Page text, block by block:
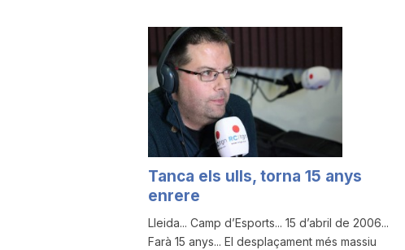
T
a
Tanca els ulls, torna 15 anys
enrere
Lleida... Camp d’Esports... 15 d’abril de 2006...
Farà 15 anys... El desplaçament més massiu